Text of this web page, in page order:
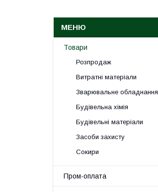
Товари
Розпродаж
Витратні матеріали
Зварювальне обладнання
Будівельна хімія
Будівельні матеріали
Засоби захисту
Сокири
Пром-оплата